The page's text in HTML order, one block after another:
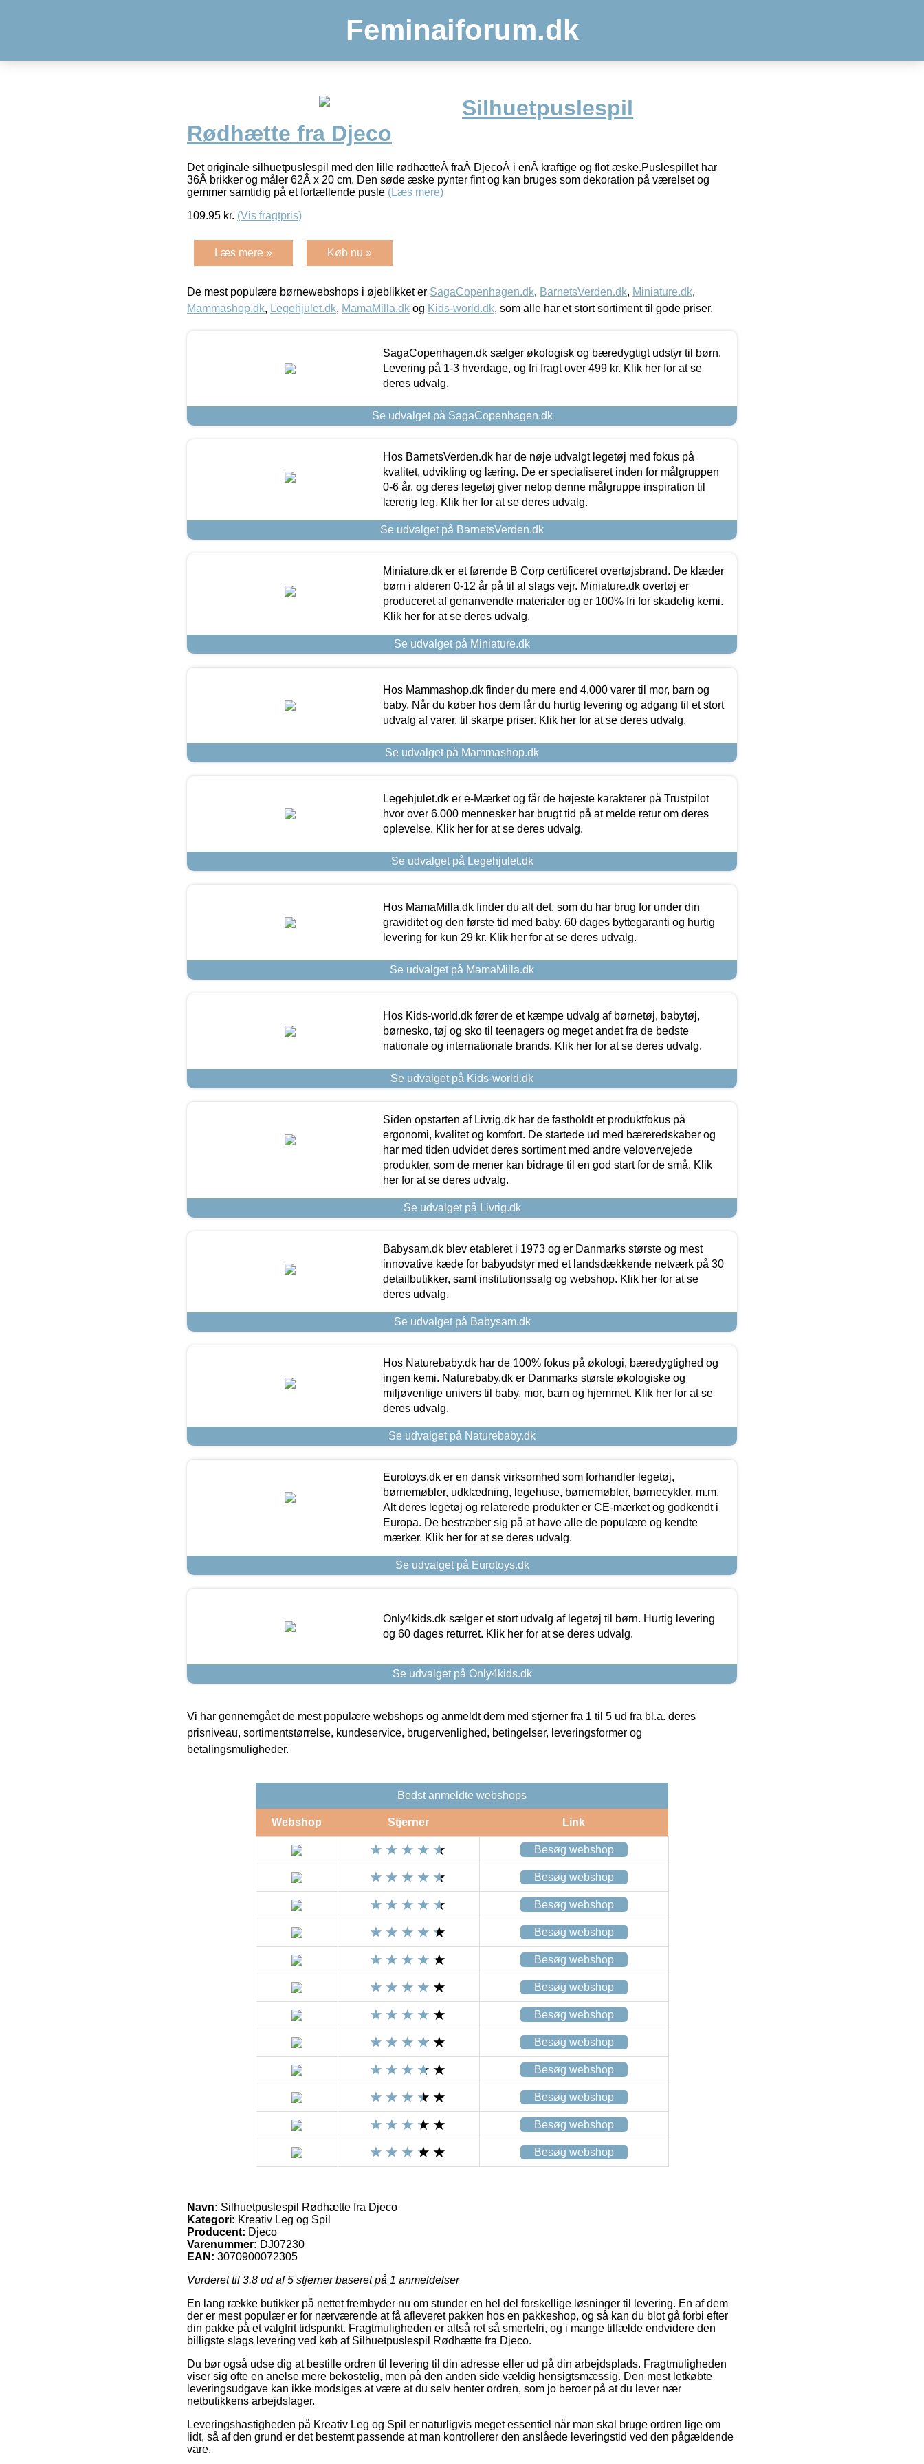
Feminaiforum.dk
Silhuetpuslespil
Rødhætte fra Djeco
Det originale silhuetpuslespil med den lille rødhætteÂ fraÂ DjecoÂ i enÂ kraftige og flot æske.Puslespillet har
36Â brikker og måler 62Â x 20 cm. Den søde æske pynter fint og kan bruges som dekoration på værelset og
gemmer samtidig på et fortællende pusle (Læs mere)
109.95 kr. (Vis fragtpris)
Læs mere » Køb nu »
De mest populære børnewebshops i øjeblikket er SagaCopenhagen.dk, BarnetsVerden.dk, Miniature.dk,
Mammashop.dk, Legehjulet.dk, MamaMilla.dk og Kids-world.dk, som alle har et stort sortiment til gode priser.
SagaCopenhagen.dk sælger økologisk og bæredygtigt udstyr til børn.
Levering på 1-3 hverdage, og fri fragt over 499 kr. Klik her for at se
deres udvalg.
Se udvalget på SagaCopenhagen.dk
Hos BarnetsVerden.dk har de nøje udvalgt legetøj med fokus på
kvalitet, udvikling og læring. De er specialiseret inden for målgruppen
0-6 år, og deres legetøj giver netop denne målgruppe inspiration til
lærerig leg. Klik her for at se deres udvalg.
Se udvalget på BarnetsVerden.dk
Miniature.dk er et førende B Corp certificeret overtøjsbrand. De klæder
børn i alderen 0-12 år på til al slags vejr. Miniature.dk overtøj er
produceret af genanvendte materialer og er 100% fri for skadelig kemi.
Klik her for at se deres udvalg.
Se udvalget på Miniature.dk
Hos Mammashop.dk finder du mere end 4.000 varer til mor, barn og
baby. Når du køber hos dem får du hurtig levering og adgang til et stort
udvalg af varer, til skarpe priser. Klik her for at se deres udvalg.
Se udvalget på Mammashop.dk
Legehjulet.dk er e-Mærket og får de højeste karakterer på Trustpilot
hvor over 6.000 mennesker har brugt tid på at melde retur om deres
oplevelse. Klik her for at se deres udvalg.
Se udvalget på Legehjulet.dk
Hos MamaMilla.dk finder du alt det, som du har brug for under din
graviditet og den første tid med baby. 60 dages byttegaranti og hurtig
levering for kun 29 kr. Klik her for at se deres udvalg.
Se udvalget på MamaMilla.dk
Hos Kids-world.dk fører de et kæmpe udvalg af børnetøj, babytøj,
børnesko, tøj og sko til teenagers og meget andet fra de bedste
nationale og internationale brands. Klik her for at se deres udvalg.
Se udvalget på Kids-world.dk
Siden opstarten af Livrig.dk har de fastholdt et produktfokus på
ergonomi, kvalitet og komfort. De startede ud med bæreredskaber og
har med tiden udvidet deres sortiment med andre velovervejede
produkter, som de mener kan bidrage til en god start for de små. Klik
her for at se deres udvalg.
Se udvalget på Livrig.dk
Babysam.dk blev etableret i 1973 og er Danmarks største og mest
innovative kæde for babyudstyr med et landsdækkende netværk på 30
detailbutikker, samt institutionssalg og webshop. Klik her for at se
deres udvalg.
Se udvalget på Babysam.dk
Hos Naturebaby.dk har de 100% fokus på økologi, bæredygtighed og
ingen kemi. Naturebaby.dk er Danmarks største økologiske og
miljøvenlige univers til baby, mor, barn og hjemmet. Klik her for at se
deres udvalg.
Se udvalget på Naturebaby.dk
Eurotoys.dk er en dansk virksomhed som forhandler legetøj,
børnemøbler, udklædning, legehuse, børnemøbler, børnecykler, m.m.
Alt deres legetøj og relaterede produkter er CE-mærket og godkendt i
Europa. De bestræber sig på at have alle de populære og kendte
mærker. Klik her for at se deres udvalg.
Se udvalget på Eurotoys.dk
Only4kids.dk sælger et stort udvalg af legetøj til børn. Hurtig levering
og 60 dages returret. Klik her for at se deres udvalg.
Se udvalget på Only4kids.dk
Vi har gennemgået de mest populære webshops og anmeldt dem med stjerner fra 1 til 5 ud fra bl.a. deres
prisniveau, sortimentstørrelse, kundeservice, brugervenlighed, betingelser, leveringsformer og
betalingsmuligheder.
Bedst anmeldte webshops
Webshop Stjerner Link
Besøg webshop
Besøg webshop
Besøg webshop
Besøg webshop
Besøg webshop
Besøg webshop
Besøg webshop
Besøg webshop
Besøg webshop
Besøg webshop
Besøg webshop
Besøg webshop
Navn: Silhuetpuslespil Rødhætte fra Djeco
Kategori: Kreativ Leg og Spil
Producent: Djeco
Varenummer: DJ07230
EAN: 3070900072305
Vurderet til 3.8 ud af 5 stjerner baseret på 1 anmeldelser
En lang række butikker på nettet frembyder nu om stunder en hel del forskellige løsninger til levering. En af dem
der er mest populær er for nærværende at få afleveret pakken hos en pakkeshop, og så kan du blot gå forbi efter
din pakke på et valgfrit tidspunkt. Fragtmuligheden er altså ret så smertefri, og i mange tilfælde endvidere den
billigste slags levering ved køb af Silhuetpuslespil Rødhætte fra Djeco.
Du bør også udse dig at bestille ordren til levering til din adresse eller ud på din arbejdsplads. Fragtmuligheden
viser sig ofte en anelse mere bekostelig, men på den anden side vældig hensigtsmæssig. Den mest letkøbte
leveringsudgave kan ikke modsiges at være at du selv henter ordren, som jo beroer på at du lever nær
netbutikkens arbejdslager.
Leveringshastigheden på Kreativ Leg og Spil er naturligvis meget essentiel når man skal bruge ordren lige om
lidt, så af den grund er det bestemt passende at man kontrollerer den anslåede leveringstid ved den pågældende
vare.